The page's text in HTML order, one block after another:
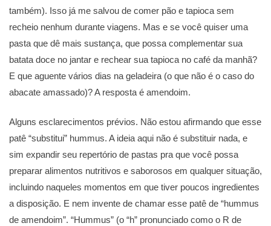
também). Isso já me salvou de comer pão e tapioca sem
recheio nenhum durante viagens. Mas e se você quiser uma
pasta que dê mais sustança, que possa complementar sua
batata doce no jantar e rechear sua tapioca no café da manhã?
E que aguente vários dias na geladeira (o que não é o caso do
abacate amassado)? A resposta é amendoim.
Alguns esclarecimentos prévios. Não estou afirmando que esse
patê “substitui” hummus. A ideia aqui não é substituir nada, e
sim expandir seu repertório de pastas pra que você possa
preparar alimentos nutritivos e saborosos em qualquer situação,
incluindo naqueles momentos em que tiver poucos ingredientes
a disposição. E nem invente de chamar esse patê de “hummus
de amendoim”. “Hummus” (o “h” pronunciado como o R de